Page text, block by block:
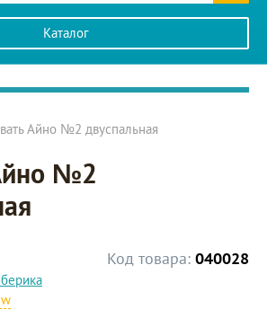
Каталог
Айно №2 двуспальная
№2
Код товара: 040028